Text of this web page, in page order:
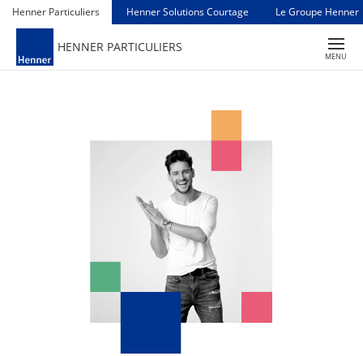
Henner Particuliers Henner Solutions Courtage Le Groupe Henner
TOGGLE
MENU
HENNER PARTICULIERS